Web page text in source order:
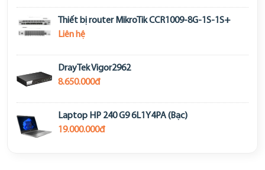
Thiết bị router MikroTik CCR1009-8G-1S-1S+
Liên hệ
DrayTek Vigor2962
8.650.000đ
Laptop HP 240 G9 6L1Y4PA (Bạc)
19.000.000đ